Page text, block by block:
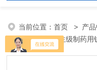
当前位置：首页 > 产
阀
> 米勒卫生级制药用